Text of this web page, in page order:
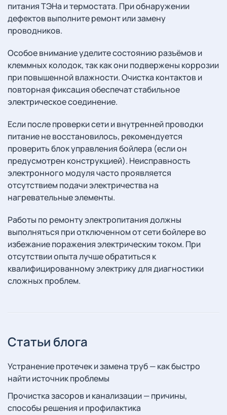
питания ТЭНа и термостата. При обнаружении
дефектов выполните ремонт или замену
проводников.
Особое внимание уделите состоянию разъёмов и
клеммных колодок, так как они подвержены коррозии
при повышенной влажности. Очистка контактов и
повторная фиксация обеспечат стабильное
электрическое соединение.
Если после проверки сети и внутренней проводки
питание не восстановилось, рекомендуется
проверить блок управления бойлера (если он
предусмотрен конструкцией). Неисправность
электронного модуля часто проявляется
отсутствием подачи электричества на
нагревательные элементы.
Работы по ремонту электропитания должны
выполняться при отключенном от сети бойлере во
избежание поражения электрическим током. При
отсутствии опыта лучше обратиться к
квалифицированному электрику для диагностики
сложных проблем.
Статьи блога
Устранение протечек и замена труб — как быстро
найти источник проблемы
Прочистка засоров и канализации — причины,
способы решения и профилактика